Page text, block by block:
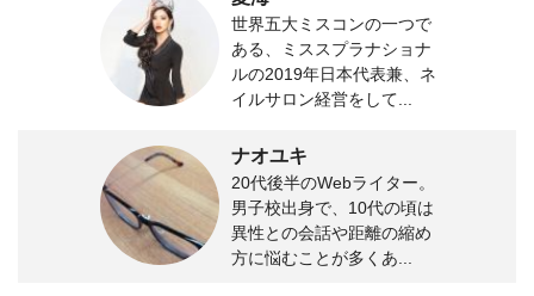
世界五大ミスコンの一つで
ある、ミススプラナショナ
ルの2019年日本代表兼、ネ
イルサロン経営をして...
ナオユキ
20代後半のWebライター。
男子校出身で、10代の頃は
異性との会話や距離の縮め
方に悩むことが多くあ...